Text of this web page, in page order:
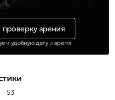
проверку зрения
удобную дату и время
53